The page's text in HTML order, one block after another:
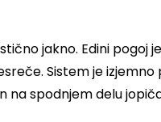
jakno. Edini pogoj
Sistem je
spodnjem delu